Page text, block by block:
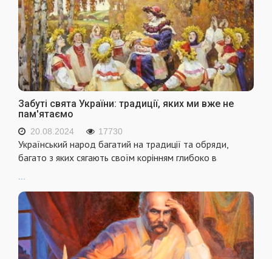
Забуті свята України: традиції, яких ми вже не
пам'ятаємо
20.08.2024 17730
Український народ багатий на традиції та обряди,
багато з яких сягають своїм корінням глибоко в
...